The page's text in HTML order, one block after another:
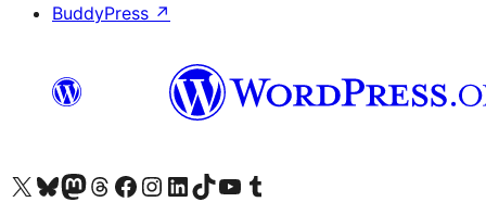
BuddyPress ↗
Odwiedź nasze konto X (dawniej Twitter)
Odwiedź nasze konto Bluesky
Odwiedź nasze konto na Mastodoncie
Odwiedź naszego Threadsa
Odwiedź naszego Facebooka
Odwiedź nasze konto na Instagramie
Odwiedź nasze konto na LinkedIn
Odwiedź naszego TikToka
Odwiedź nasz kanał YouTube
Odwiedź naszego Tumblra